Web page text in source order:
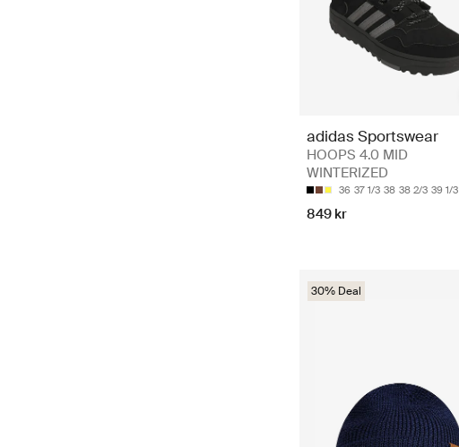
adidas Sportswear
HOOPS 4.0 MID
WINTERIZED
36 37 1/3 38 38 2/3 39 1/3
849 kr
30% Deal